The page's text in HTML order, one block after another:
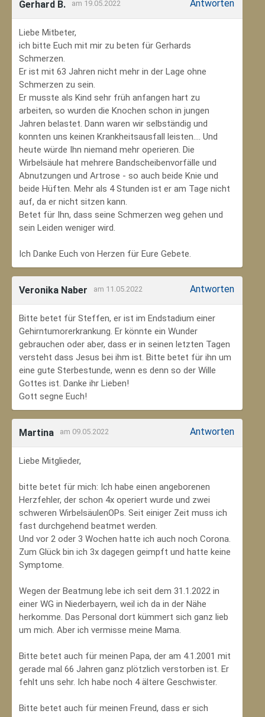
Gerhard B. am 19.05.2022 Antworten
Liebe Mitbeter,
ich bitte Euch mit mir zu beten für Gerhards
Schmerzen.
Er ist mit 63 Jahren nicht mehr in der Lage ohne
Schmerzen zu sein.
Er musste als Kind sehr früh anfangen hart zu
arbeiten, so wurden die Knochen schon in jungen
Jahren belastet. Dann waren wir selbständig und
konnten uns keinen Krankheitsausfall leisten.... Und
heute würde Ihn niemand mehr operieren. Die
Wirbelsäule hat mehrere Bandscheibenvorfälle und
Abnutzungen und Artrose - so auch beide Knie und
beide Hüften. Mehr als 4 Stunden ist er am Tage nicht
auf, da er nicht sitzen kann.
Betet für Ihn, dass seine Schmerzen weg gehen und
sein Leiden weniger wird.
Ich Danke Euch von Herzen für Eure Gebete.
Veronika Naber am 11.05.2022 Antworten
Bitte betet für Steffen, er ist im Endstadium einer
Gehirntumorerkrankung. Er könnte ein Wunder
gebrauchen oder aber, dass er in seinen letzten Tagen
versteht dass Jesus bei ihm ist. Bitte betet für ihn um
eine gute Sterbestunde, wenn es denn so der Wille
Gottes ist. Danke ihr Lieben!
Gott segne Euch!
Martina am 09.05.2022 Antworten
Liebe Mitglieder,
bitte betet für mich: Ich habe einen angeborenen
Herzfehler, der schon 4x operiert wurde und zwei
schweren WirbelsäulenOPs. Seit einiger Zeit muss ich
fast durchgehend beatmet werden.
Und vor 2 oder 3 Wochen hatte ich auch noch Corona.
Zum Glück bin ich 3x dagegen geimpft und hatte keine
Symptome.
Wegen der Beatmung lebe ich seit dem 31.1.2022 in
einer WG in Niederbayern, weil ich da in der Nähe
herkomme. Das Personal dort kümmert sich ganz lieb
um mich. Aber ich vermisse meine Mama.
Bitte betet auch für meinen Papa, der am 4.1.2001 mit
gerade mal 66 Jahren ganz plötzlich verstorben ist. Er
fehlt uns sehr. Ich habe noch 4 ältere Geschwister.
Bitte betet auch für meinen Freund, dass er sich